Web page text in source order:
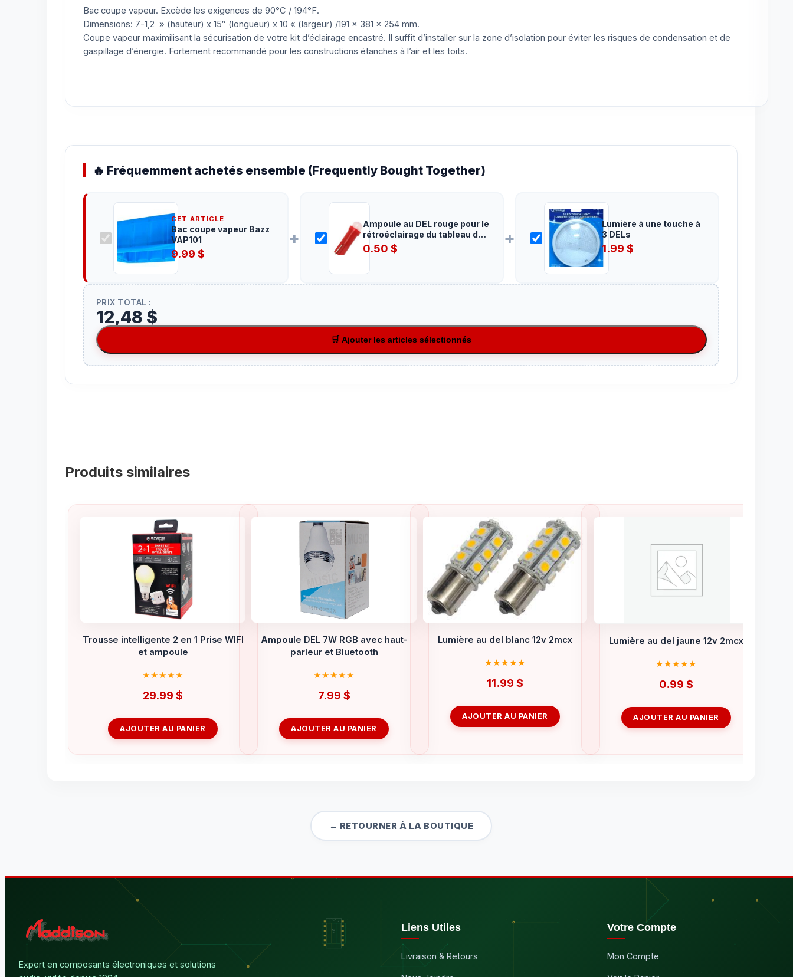
Bac coupe vapeur. Excède les exigences de 90°C / 194°F.
Dimensions: 7-1,2 » (hauteur) x 15″ (longueur) x 10 « (largeur) /191 x 381 x 254 mm.
Coupe vapeur maximilisant la sécurisation de votre kit d’éclairage encastré. Il suffit d’installer sur la zone d’isolation pour éviter les risques de condensation et de
gaspillage d’énergie. Fortement recommandé pour les constructions étanches à l’air et les toits.
🔥 Fréquemment achetés ensemble (Frequently Bought Together)
CET ARTICLE
Bac coupe vapeur Bazz
VAP101
9.99 $
+
Ampoule au DEL rouge pour le
rétroéclairage du tableau de
bord
0.50 $
+
Lumière à une touche à
3 DELs
1.99$
PRIX TOTAL :
12,48 $
🛒 Ajouter les articles sélectionnés
Produits similaires
Trousse intelligente 2 en 1 Prise WIFI
et ampoule
29.99 $
AJOUTER AU PANIER
Ampoule DEL 7W RGB avec haut-
parleur et Bluetooth
7.99 $
AJOUTER AU PANIER
Lumière au del blanc 12v 2mcx
11.99 $
AJOUTER AU PANIER
Lumière au del jaune 12v 2mcx
0.99 $
AJOUTER AU PANIER
← RETOURNER À LA BOUTIQUE
Expert en composants électroniques et solutions
Liens Utiles
Livraison & Retours
Votre Compte
Mon Compte